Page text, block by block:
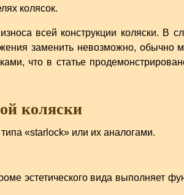
колясок.
всей конструкции коляски. В
заменить невозможно, обычно
что в статье
коляски
«starlock» или их аналогами.
эстетического вида выполняет